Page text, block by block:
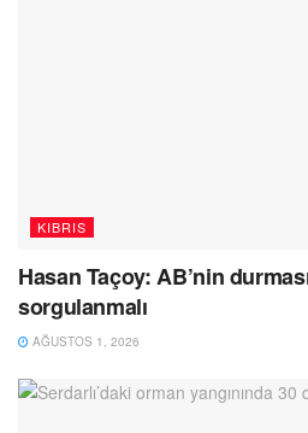
KIBRIS
Hasan Taçoy: AB’nin
sorgulanmalı
AĞUSTOS 1, 2026